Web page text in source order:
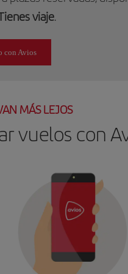
viaje.
con Avios
MÁS LEJOS
vuelos con